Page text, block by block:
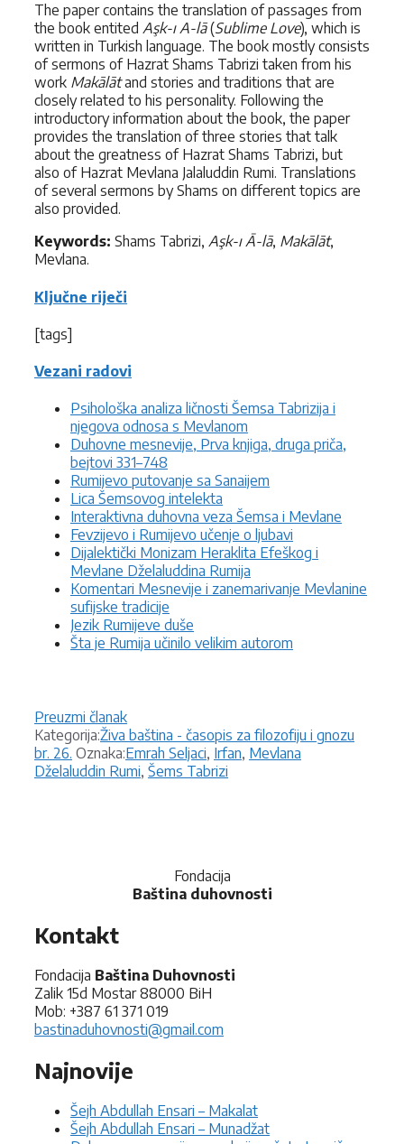
The paper contains the translation of passages from
the book entited Aşk-ı A-lā(Sublime Love), which is
written in Turkish language. The book mostly consists
of sermons of Hazrat Shams Tabrizi taken from his
work Makālātand stories and traditions that are
closely related to his personality. Following the
introductory information about the book, the paper
provides the translation of three stories that talk
about the greatness of Hazrat Shams Tabrizi, but
also of Hazrat Mevlana Jalaluddin Rumi. Translations
of several sermons by Shams on different topics are
also provided.
Keywords: Shams Tabrizi, Aşk-ı Ā-lā, Makālāt,
Mevlana.
Ključne riječi
[tags]
Vezani radovi
Psihološka analiza ličnosti Šemsa Tabrizija i
njegova odnosa s Mevlanom
Duhovne mesnevije, Prva knjiga, druga priča,
bejtovi 331–748
Rumijevo putovanje sa Sanaijem
Lica Šemsovog intelekta
Interaktivna duhovna veza Šemsa i Mevlane
Fevzijevo i Rumijevo učenje o ljubavi
Dijalektički Monizam Heraklita Efeškog i
Mevlane Dželaluddina Rumija
Komentari Mesnevije i zanemarivanje Mevlanine
sufijske tradicije
Jezik Rumijeve duše
Šta je Rumija učinilo velikim autorom
Preuzmi članak
Kategorija:Kategorije
Živa baština - časopis za filozofiju i gnozu
br. 26. Oznaka:Oznake
Emrah Seljaci, Irfan, Mevlana
Dželaluddin Rumi, Šems Tabrizi
Fondacija
Baština duhovnosti
Kontakt
Fondacija Baština Duhovnosti
Zalik 15d Mostar 88000 BiH
Mob: +387 61 371 019
bastinaduhovnosti@gmail.com
Najnovije
Šejh Abdullah Ensari – Makalat
Šejh Abdullah Ensari – Munadžat